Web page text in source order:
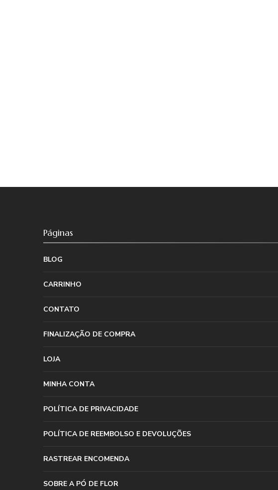
Páginas
BLOG
CARRINHO
CONTATO
FINALIZAÇÃO DE COMPRA
LOJA
MINHA CONTA
POLÍTICA DE PRIVACIDADE
POLÍTICA DE REEMBOLSO E DEVOLUÇÕES
RASTREAR ENCOMENDA
SOBRE A PÓ DE FLOR